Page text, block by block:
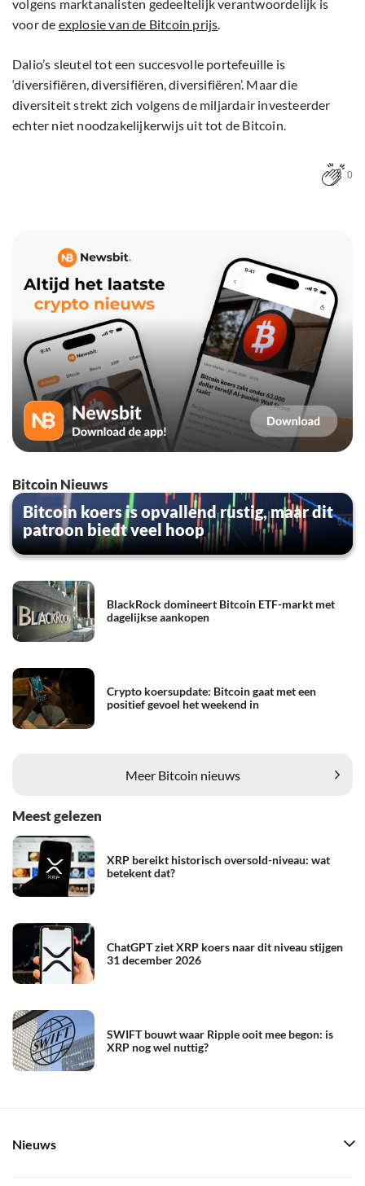
volgens marktanalisten gedeeltelijk verantwoordelijk is
voor de explosie van de Bitcoin prijs.
Dalio’s sleutel tot een succesvolle portefeuille is
‘diversifiëren, diversifiëren, diversifiëren’. Maar die
diversiteit strekt zich volgens de miljardair investeerder
echter niet noodzakelijkerwijs uit tot de Bitcoin.
0
Bitcoin Nieuws
Bitcoin koers is opvallend rustig, maar dit
patroon biedt veel hoop
BlackRock domineert Bitcoin ETF-markt met
dagelijkse aankopen
Crypto koersupdate: Bitcoin gaat met een
positief gevoel het weekend in
Meer Bitcoin nieuws
Meest gelezen
XRP bereikt historisch oversold-niveau: wat
betekent dat?
ChatGPT ziet XRP koers naar dit niveau stijgen
31 december 2026
SWIFT bouwt waar Ripple ooit mee begon: is
XRP nog wel nuttig?
Nieuws